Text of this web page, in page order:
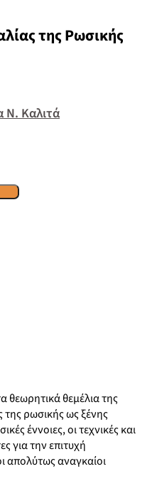
της Ρωσικής
Ν. Καλιτά
θεωρητικά θεµέλια της
της ρωσικής ως ξένης
έννοιες, οι τεχνικές και
για την επιτυχή
απολύτως αναγκαίοι